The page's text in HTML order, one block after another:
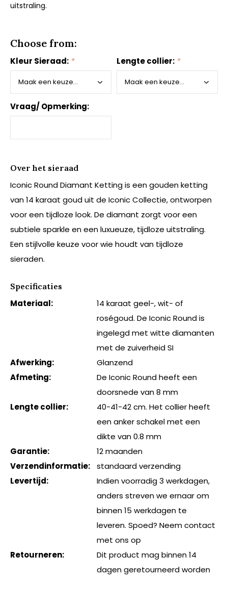
uitstraling.
Choose from:
Kleur Sieraad: * Lengte collier: *
Vraag/ Opmerking:
Over het sieraad
Iconic Round Diamant Ketting is een gouden ketting
van 14 karaat goud uit de Iconic Collectie, ontworpen
voor een tijdloze look. De diamant zorgt voor een
subtiele sparkle en een luxueuze, tijdloze uitstraling.
Een stijlvolle keuze voor wie houdt van tijdloze
sieraden.
Specificaties
Materiaal:
14 karaat geel-, wit- of
roségoud. De Iconic Round is
ingelegd met witte diamanten
met de zuiverheid SI
Afwerking:
Glanzend
Afmeting:
De Iconic Round heeft een
doorsnede van 8 mm
Lengte collier:
40-41-42 cm. Het collier heeft
een anker schakel met een
dikte van 0.8 mm
Garantie:
12 maanden
Verzendinformatie:
standaard verzending
Levertijd:
Indien voorradig 3 werkdagen,
anders streven we ernaar om
binnen 15 werkdagen te
leveren. Spoed? Neem contact
met ons op
Retourneren:
Dit product mag binnen 14
dagen geretourneerd worden